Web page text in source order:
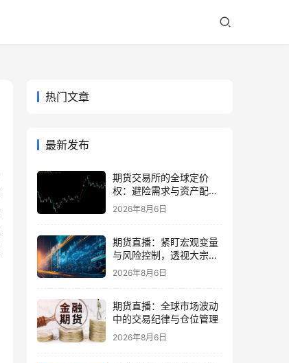
热门文章
最新发布
期货交易所的全球定价
权：避险需求与资产配置
再平衡
2026年8月6日
期货直播：紧盯宏观变量
与风险控制，透视大宗商
品波动逻辑
2026年8月6日
期货直播：全球市场波动
中的交易纪律与仓位管理
2026年8月6日